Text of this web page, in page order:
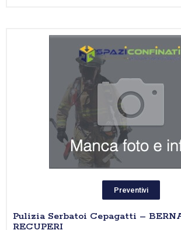
Preventivi
Pulizia Serbatoi Cepagatti –
RECUPERI